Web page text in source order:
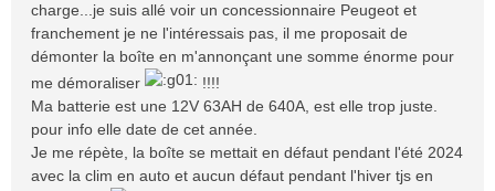
charge...je suis allé voir un concessionnaire Peugeot et
franchement je ne l'intéressais pas, il me proposait de
démonter la boîte en m'annonçant une somme énorme pour
me démoraliser
!!!!
Ma batterie est une 12V 63AH de 640A, est elle trop juste.
pour info elle date de cet année.
Je me répète, la boîte se mettait en défaut pendant l'été 2024
avec la clim en auto et aucun défaut pendant l'hiver tjs en